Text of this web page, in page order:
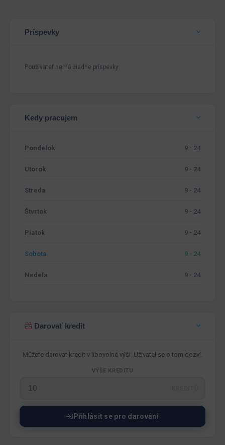
Príspevky
Používateľ nemá žiadne príspevky
Kedy pracujem
Pondelok 9 - 24
Utorok 9 - 24
Streda 9 - 24
Štvrtok 9 - 24
Piatok 9 - 24
Sobota 9 - 24
Nedeľa 9 - 24
Darovať kredit
Můžete darovat kredit v libovolné výši. Uživatel se o tom dozví.
VÝŠE KREDITU
Přihlásit se pro darování